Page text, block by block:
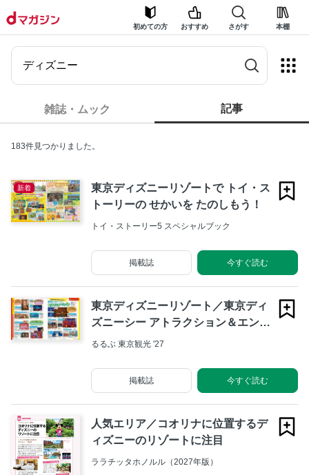
初めての方 おすすめ さがす 本棚
雑誌・ムック 記事
183件見つかりました。
新着
東京ディズニーリゾートで トイ・ス
トーリーの せかいを たのしもう！
トイ・ストーリー5 スペシャルブック
今すぐ読む
掲載誌
東京ディズニーリゾート／東京ディ
ズニーシー アトラクション＆エンタ
メ
るるぶ 東京観光 '27
今すぐ読む
掲載誌
人気エリア／コオリナに位置するデ
ィズニーのリゾートに注目
ララチッタホノルル（2027年版）